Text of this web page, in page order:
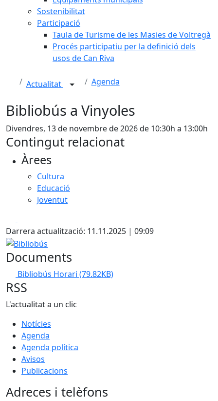
Sostenibilitat
Participació
Taula de Turisme de les Masies de Voltregà
Procés participatiu per la definició dels
usos de Can Riva
Actualitat Agenda
Bibliobús a Vinyoles
Divendres, 13 de novembre de 2026 de 10:30h a 13:00h
Contingut relacionat
Àrees
Cultura
Educació
Joventut
Darrera actualització: 11.11.2025 | 09:09
Bibliobús
Documents
Bibliobús Horari (79.82KB)
RSS
L'actualitat a un clic
Notícies
Agenda
Agenda política
Avisos
Publicacions
Adreces i telèfons